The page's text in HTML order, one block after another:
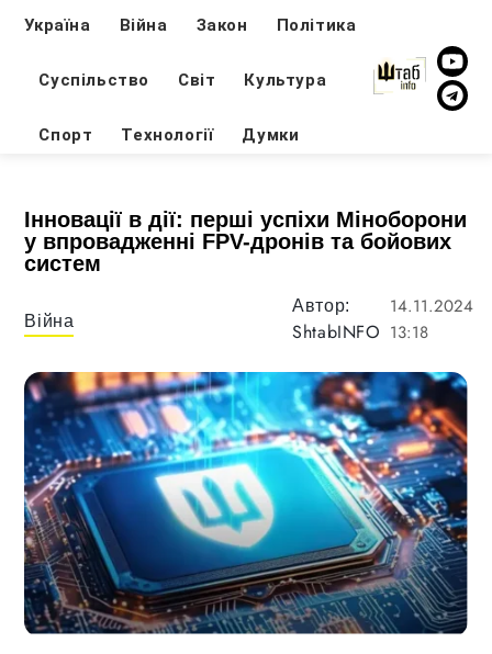
Україна Війна Закон Політика
Суспільство Світ Культура
Спорт Технології Думки
Інновації в дії: перші успіхи Міноборони
у впровадженні FPV-дронів та бойових
систем
Війна
Автор:
ShtabINFO
14.11.2024
13:18